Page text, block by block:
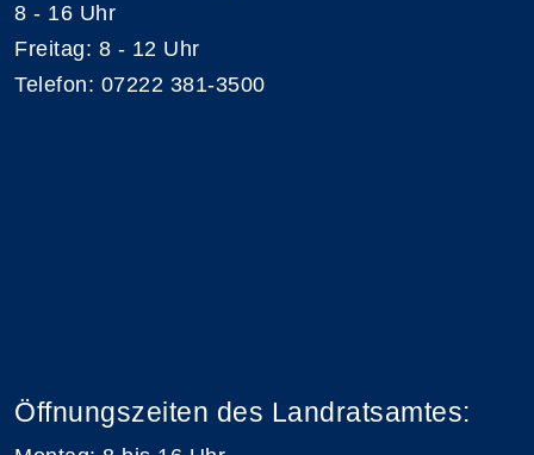
8 - 16 Uhr
Freitag: 8 - 12 Uhr
Telefon: 07222 381-3500
Öffnungszeiten des Landratsamtes: